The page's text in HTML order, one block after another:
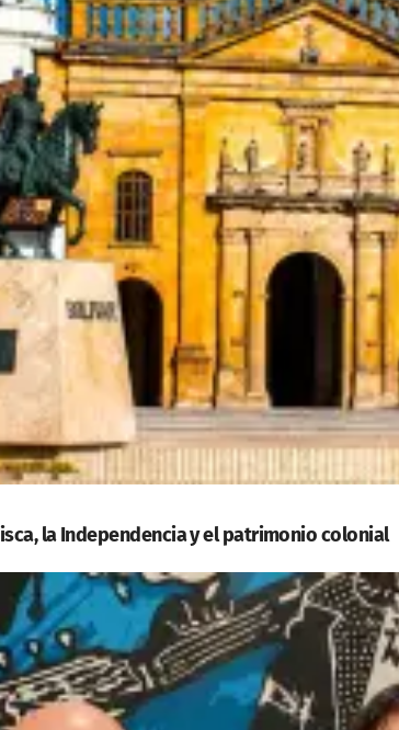
la Independencia y el patrimonio colonial